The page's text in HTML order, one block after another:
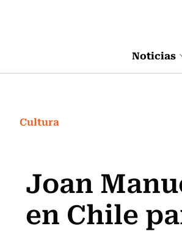
Noticias
Cultura
Joan
en Chile